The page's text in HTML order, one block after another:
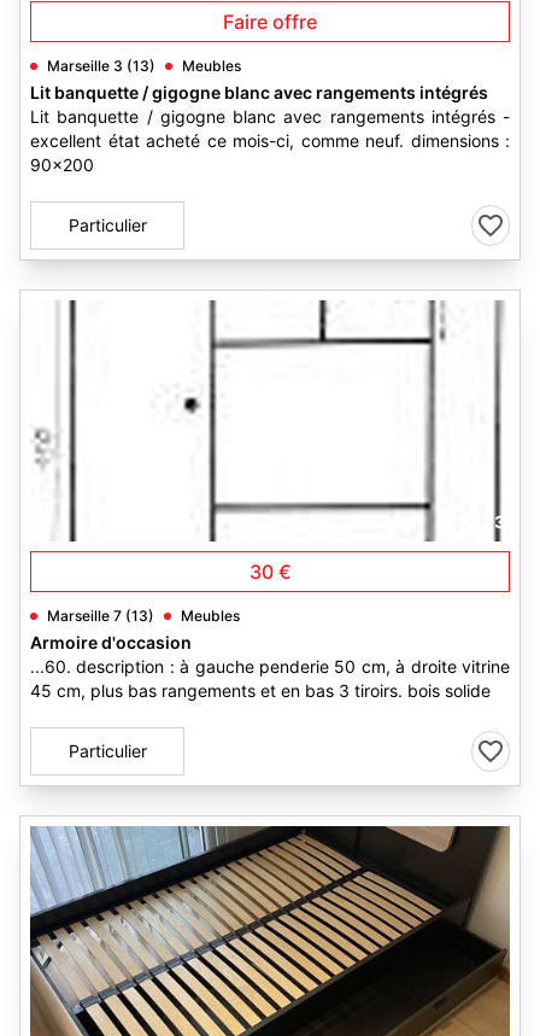
Faire offre
Marseille 3 (13) Meubles
Lit banquette / gigogne blanc avec rangements intégrés
Lit banquette / gigogne blanc avec rangements intégrés -
excellent état acheté ce mois-ci, comme neuf. dimensions :
90x200
Particulier
3
30 €
Marseille 7 (13) Meubles
Armoire d'occasion
...60. description : à gauche penderie 50 cm, à droite vitrine
45 cm, plus bas rangements et en bas 3 tiroirs. bois solide
Particulier